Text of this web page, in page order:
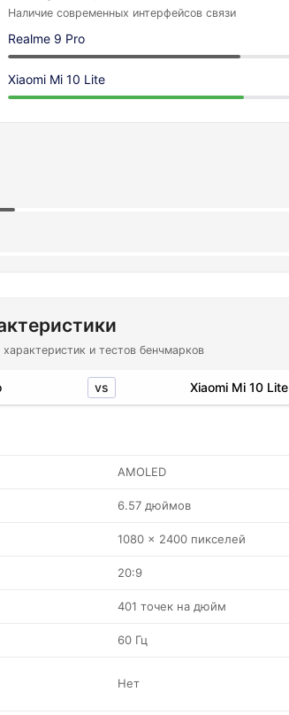
Наличие современных интерфейсов связи
Realme 9 Pro
Xiaomi Mi 10 Lite
и тестов бенчмарков
vs Xiaomi Mi 10 Lite
AMOLED
6.57 дюймов
1080 x 2400 пикселей
20:9
401 точек на дюйм
60 Гц
Нет